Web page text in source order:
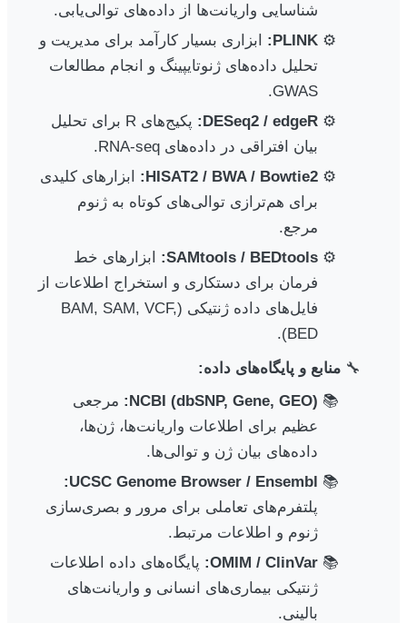
شناسایی واریانت‌ها از داده‌های توالی‌یابی.
PLINK:
ابزاری بسیار کارآمد برای مدیریت و
تحلیل داده‌های ژنوتایپینگ و انجام مطالعات
GWAS.
DESeq2 / edgeR:
پکیج‌های R برای تحلیل
بیان افتراقی در داده‌های RNA-seq.
HISAT2 / BWA / Bowtie2:
ابزارهای کلیدی
برای هم‌ترازی توالی‌های کوتاه به ژنوم
مرجع.
SAMtools / BEDtools:
ابزارهای خط
فرمان برای دستکاری و استخراج اطلاعات از
فایل‌های داده ژنتیکی (BAM, SAM, VCF,
BED).
منابع و پایگاه‌های داده:
NCBI (dbSNP, Gene, GEO):
مرجعی
عظیم برای اطلاعات واریانت‌ها، ژن‌ها،
داده‌های بیان ژن و توالی‌ها.
UCSC Genome Browser / Ensembl:
پلتفرم‌های تعاملی برای مرور و بصری‌سازی
ژنوم و اطلاعات مرتبط.
OMIM / ClinVar:
پایگاه‌های داده اطلاعات
ژنتیکی بیماری‌های انسانی و واریانت‌های
بالینی.